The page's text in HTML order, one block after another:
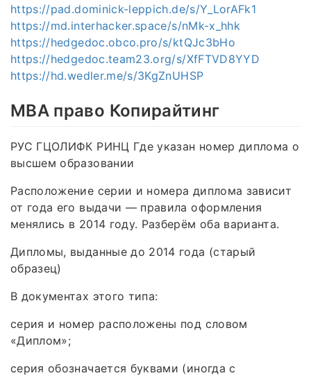
https://pad.dominick-leppich.de/s/Y_LorAFk1
https://md.interhacker.space/s/nMk-x_hhk
https://hedgedoc.obco.pro/s/ktQJc3bHo
https://hedgedoc.team23.org/s/XfFTVD8YYD
https://hd.wedler.me/s/3KgZnUHSP
MBA право Копирайтинг
РУС ГЦОЛИФК РИНЦ Где указан номер диплома о
высшем образовании
Расположение серии и номера диплома зависит
от года его выдачи — правила оформления
менялись в 2014 году. Разберём оба варианта.
Дипломы, выданные до 2014 года (старый
образец)
В документах этого типа:
серия и номер расположены под словом
«Диплом»;
серия обозначается буквами (иногда с